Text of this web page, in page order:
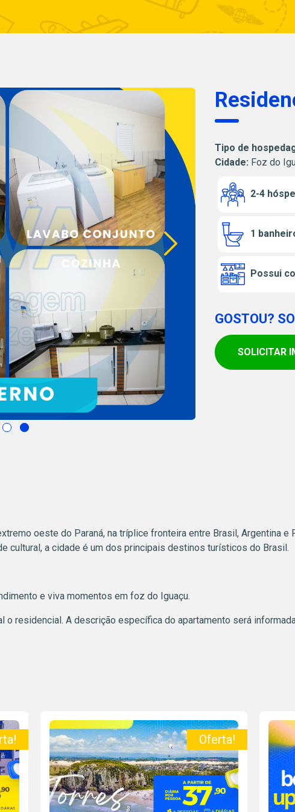
Tipo de
Cidade: Foz do
2-4
1
Possui
GOSTOU?
SOLICITAR
oeste do Paraná, na tríplice fronteira entre Brasil, Argentina e
cultural, a cidade é um dos principais destinos turísticos do Brasil.
e viva momentos em foz do Iguaçu.
o residencial. A descrição específica do apartamento será
Oferta!